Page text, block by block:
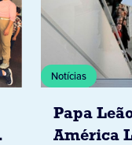
Notícias
Papa
América